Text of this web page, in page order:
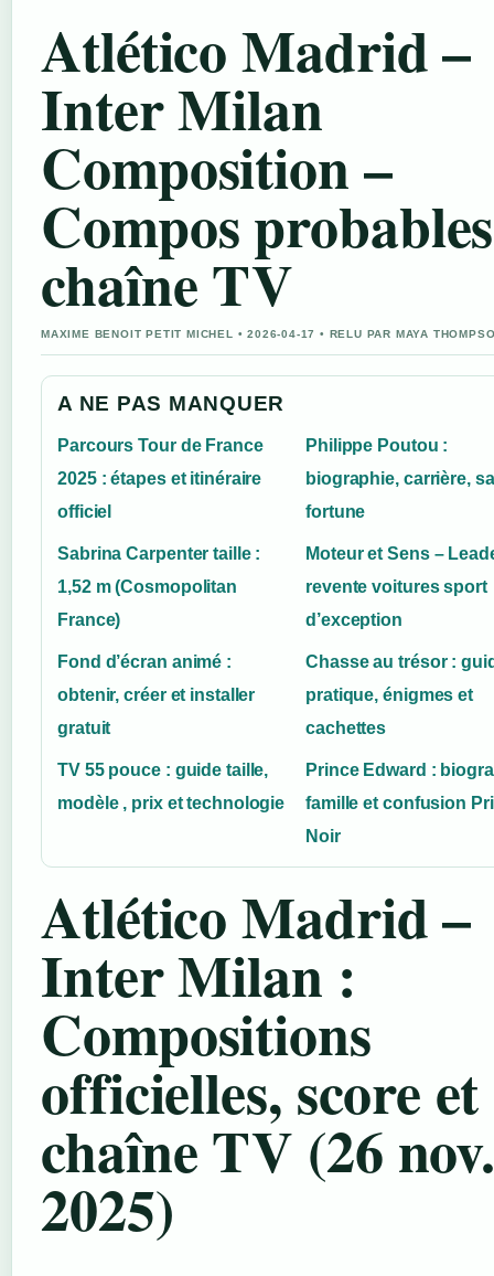
Atlético Madrid –
Inter Milan
Composition –
Compos
chaîne TV
MAXIME BENOIT PETIT MICHEL • 2026-04-17 • RELU PAR MAYA
A NE PAS MANQUER
Parcours Tour de France
2025 : étapes et itinéraire
officiel
Philippe Poutou :
biographie, carrière,
fortune
Sabrina Carpenter taille :
1,52 m (Cosmopolitan
France)
Moteur et Sens –
revente voitures sport
d’exception
Fond d’écran animé :
obtenir, créer et installer
gratuit
Chasse au trésor :
pratique, énigmes et
cachettes
TV 55 pouce : guide taille,
modèle , prix et technologie
Prince Edward :
famille et confusion
Noir
Atlético Madrid –
Inter Milan :
Compositions
officielles, score et
chaîne TV (26
2025)